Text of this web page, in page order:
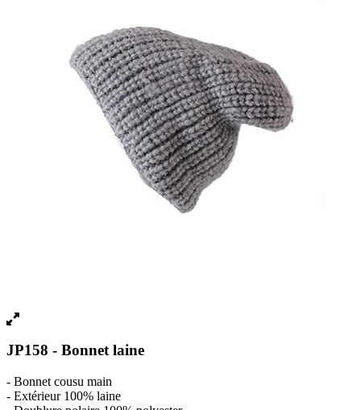
JP158 - Bonnet laine
- Bonnet cousu main
- Extérieur 100% laine